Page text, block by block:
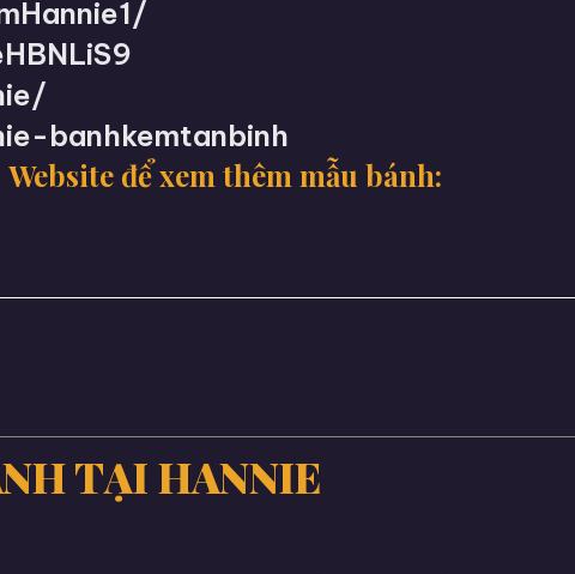
banhkemtanbinh
Website để xem thêm mẫu bánh:
TẠI HANNIE